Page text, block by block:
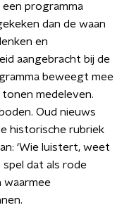
programma
dan de waan
en
aangebracht bij de
beweegt mee
medeleven.
Oud nieuws
historische rubriek
‘Wie luistert, weet
spel dat als rode
waarmee